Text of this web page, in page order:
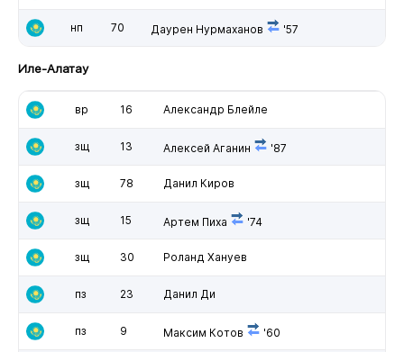
нп 70 Даурен Нурмаханов '57
Иле-Алатау
вр 16 Александр Блейле
зщ 13 Алексей Аганин '87
зщ 78 Данил Киров
зщ 15 Артем Пиха '74
зщ 30 Роланд Хануев
пз 23 Данил Ди
пз 9 Максим Котов '60